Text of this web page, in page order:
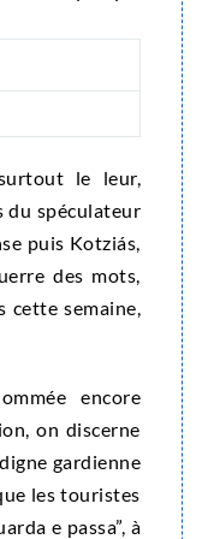
le leur,
du spéculateur
puis Kotziás,
des mots,
cette semaine,
encore
on discerne
gardienne
les touristes
e passa”, à